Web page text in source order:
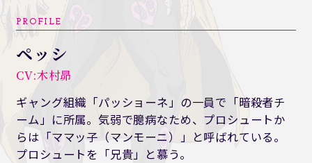
ペッシ
CV:木村昴
ギャング組織「パッショーネ」の一員で「暗殺者チ
ーム」に所属。気弱で臆病なため、プロシュートか
らは「ママッ子（マンモーニ）」と呼ばれている。
プロシュートを「兄貴」と慕う。